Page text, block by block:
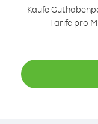
Kaufe
Tarife pro